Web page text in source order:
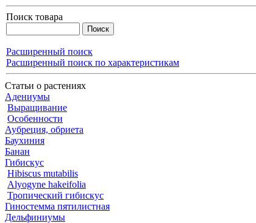
Поиск товара
Расширенный поиск
Расширенный поиск по характеристикам
Статьи о растениях
Адениумы
Выращивание
Особенности
Аубреция, обриета
Баухиния
Банан
Гибискус
Hibiscus mutabilis
Alyogyne hakeifolia
Тропический гибискус
Гиностемма пятилистная
Дельфиниумы